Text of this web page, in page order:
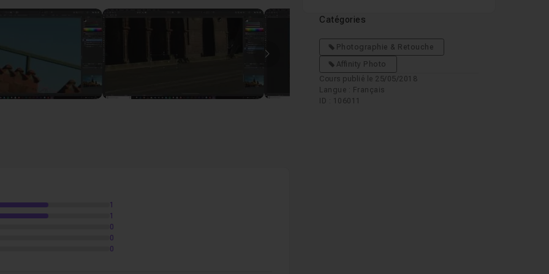
donnés pour améliorer votre productivité.
de retouche facile et efficace
maîtrisées (calques, navigations dans l'interface, outils
Images suivantes
1
1
0
0
0
Catégories
Photographie & Retouche
Affinity Photo
Cours publié le 25/05/2018
Langue : Français
ID : 106011